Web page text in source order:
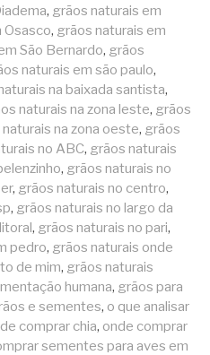
, grãos naturais em
Osasco, grãos naturais em
São Bernardo, grãos
naturais em são paulo,
na baixada santista,
naturais na zona leste, grãos
na zona oeste, grãos
no ABC, grãos naturais
, grãos naturais no
, grãos naturais no centro,
, grãos naturais no largo da
, grãos naturais no pari,
pedro, grãos naturais onde
de mim, grãos naturais
humana, grãos para
e sementes, o que analisar
comprar chia, onde comprar
sementes para aves em